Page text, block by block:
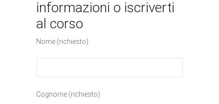
informazioni o iscriverti
al corso
Nome (richiesto)
Cognome (richiesto)